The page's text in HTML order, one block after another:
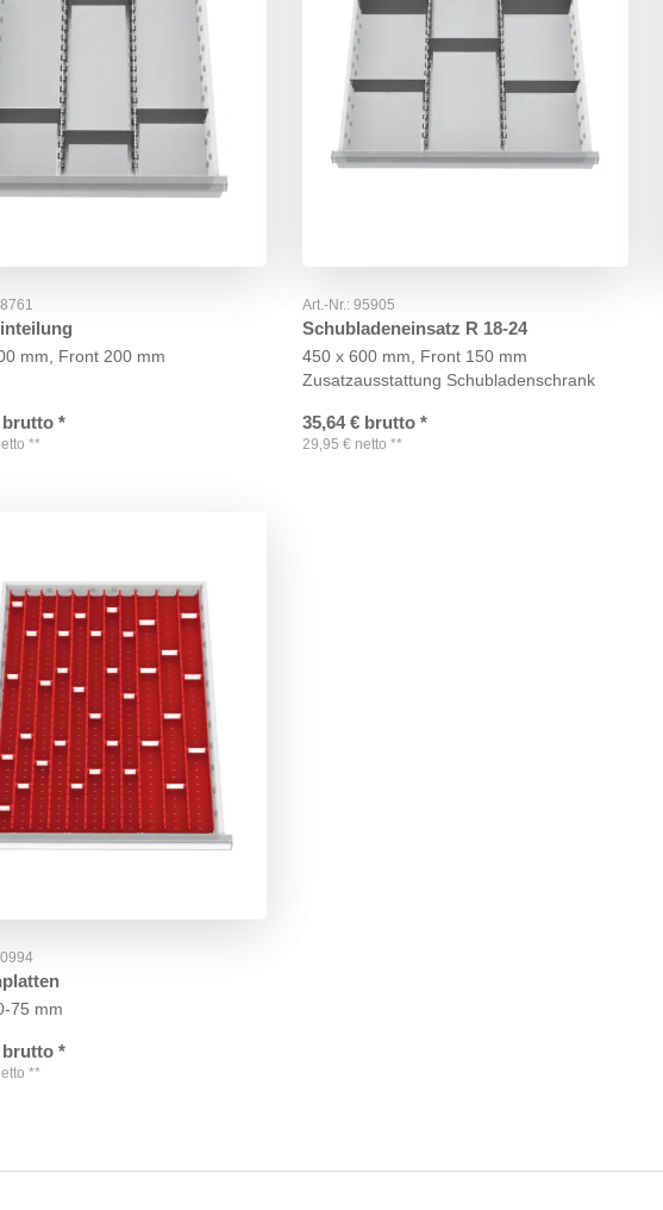
mm, Front 200 mm
brutto *
**
Art.-Nr.: 95905
Schubladeneinsatz R 18-24
450 x 600 mm, Front 150 mm
Zusatzausstattung Schubladenschrank
35,64 € brutto *
29,95 € netto **
75 mm
brutto *
**